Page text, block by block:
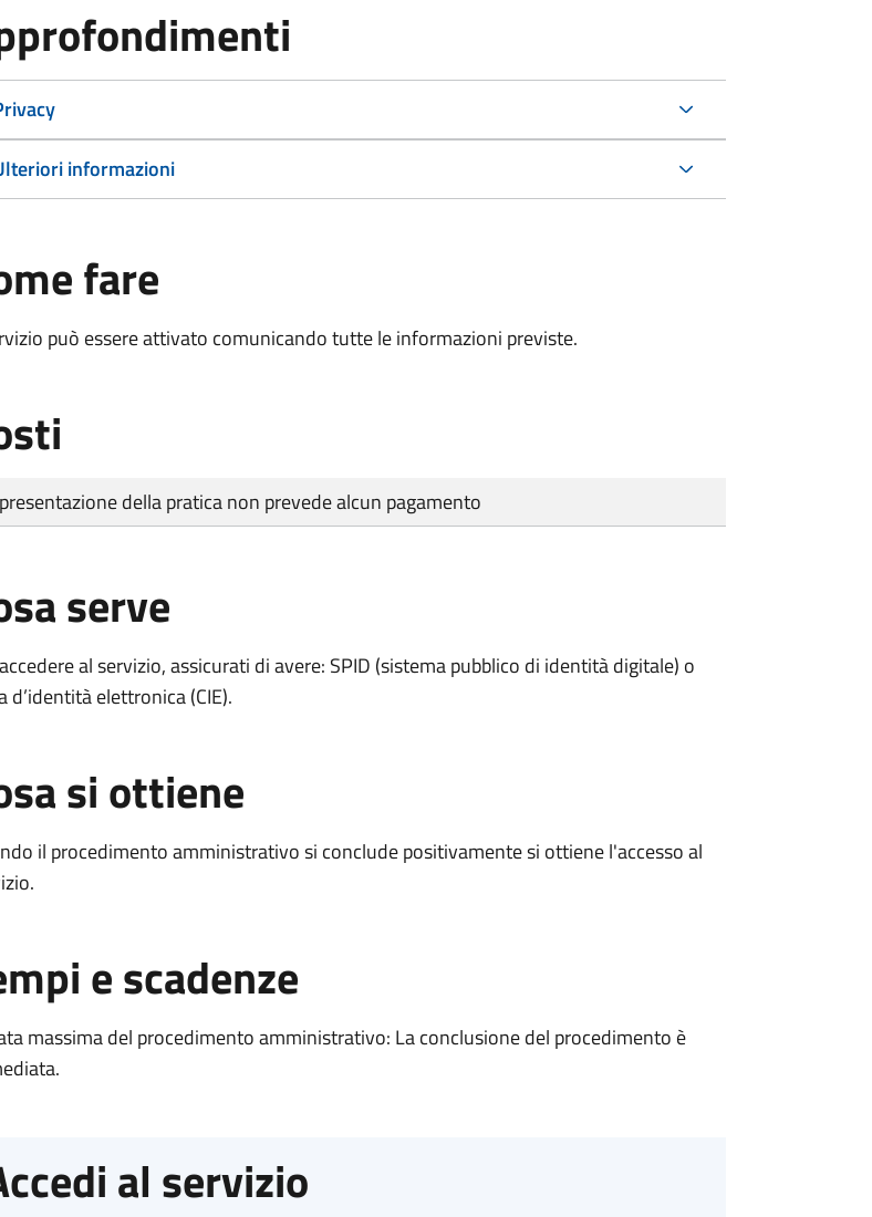
informazioni
fare
può essere attivato comunicando tutte le informazioni previste.
di pagamentodella pratica non prevede alcun pagamento
serve
al servizio, assicurati di avere: SPID (sistema pubblico di identità digitale) o
d’identità elettronica (CIE).
si ottiene
il procedimento amministrativo si conclude positivamente si ottiene l'accesso al
e scadenze
massima del procedimento amministrativo: La conclusione del procedimento è
al servizio